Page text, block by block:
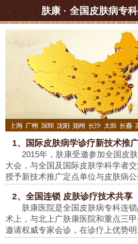
肤康 · 全国皮肤病专
1、国际皮肤病学诊疗新技术推
2015年，肤康受邀参加全国皮
大会，与全国及国际皮肤学科学者
授予新技术推广定点单位与皮肤病公
2、全国连锁 皮肤诊疗技术共享
肤康医院是全国皮肤病专科连
术上，与北上广肤康医院和重点三
邀请权威专家会诊，在诊疗上优势明